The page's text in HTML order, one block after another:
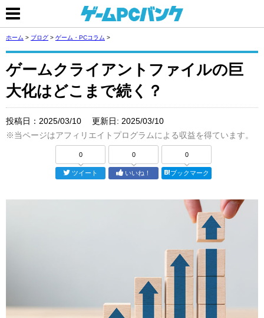
ホーム > ブログ > ゲーム・PCコラム >
ゲームクライアントファイルの巨
大化はどこまで続く？
投稿日： 2025/03/10 更新日: 2025/03/10
※当ページはアフィリエイトプログラムによる収益を得ています。
0
ツイート
0
いいね！
0
ブックマーク